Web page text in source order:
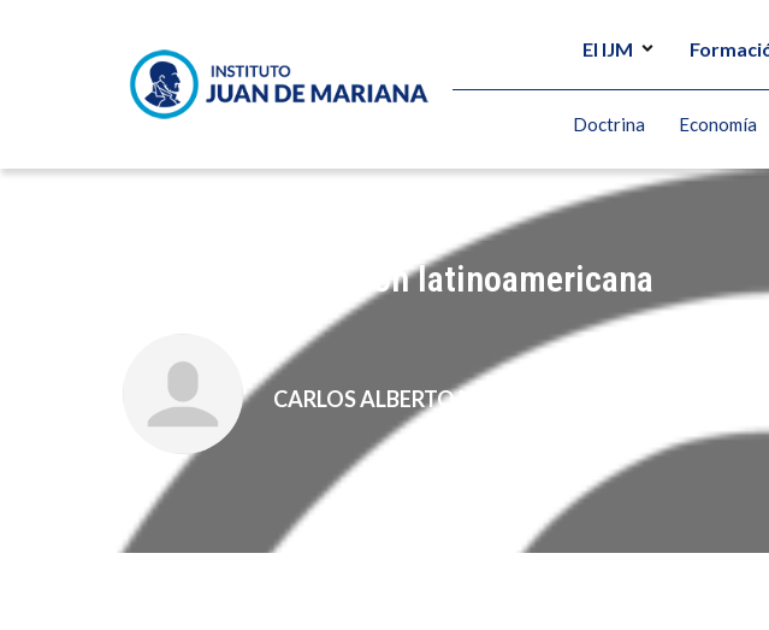
El IJM
Doctrina Economía
Lula y la corrupción latinoamericana
CARLOS ALBERTO MONTANER